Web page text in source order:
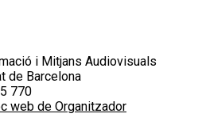
i Mitjans Audiovisuals
de Barcelona
770
web de Organitzador